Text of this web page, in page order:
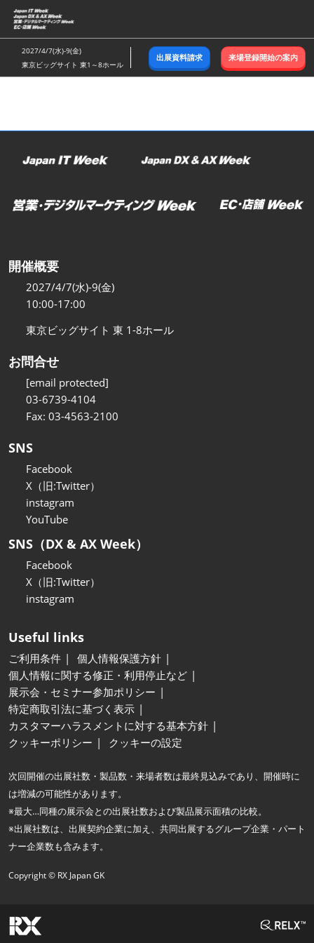
ス
キ
ッ
し
む
2027/4/7(水)-9(金)
東京ビッグサイト 東1～8ホール
出展資料請求 来場登録開始の案内
開催概要
2027/4/7(水)-9(金)
10:00-17:00
東京ビッグサイト 東 1-8ホール
お問合せ
[email protected]
03-6739-4104
Fax: 03-4563-2100
SNS
Facebook
X（旧:Twitter）
instagram
YouTube
SNS（DX & AX Week）
Facebook
X（旧:Twitter）
instagram
Useful links
ご利用条件
個人情報保護方針
個人情報に関する修正・利用停止など
展示会・セミナー参加ポリシー
特定商取引法に基づく表示
カスタマーハラスメントに対する基本方針
クッキーポリシー
クッキーの設定
次回開催の出展社数・製品数・来場者数は最終見込みであり、開催時に
は増減の可能性があります。
※最大…同種の展示会との出展社数および製品展示面積の比較。
※出展社数は、出展契約企業に加え、共同出展するグループ企業・パート
ナー企業数も含みます。
Copyright © RX Japan GK